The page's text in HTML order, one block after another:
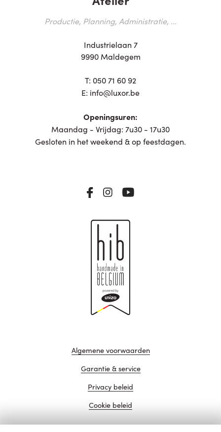
Productie, Planning, Administratie, ...
Industrielaan 7
9990 Maldegem
T: 050 71 60 92
E: info@luxor.be
Openingsuren:
Maandag - Vrijdag: 7u30 - 17u30
Gesloten in het weekend & op feestdagen.
Algemene voorwaarden
Garantie & service
Privacy beleid
Cookie beleid